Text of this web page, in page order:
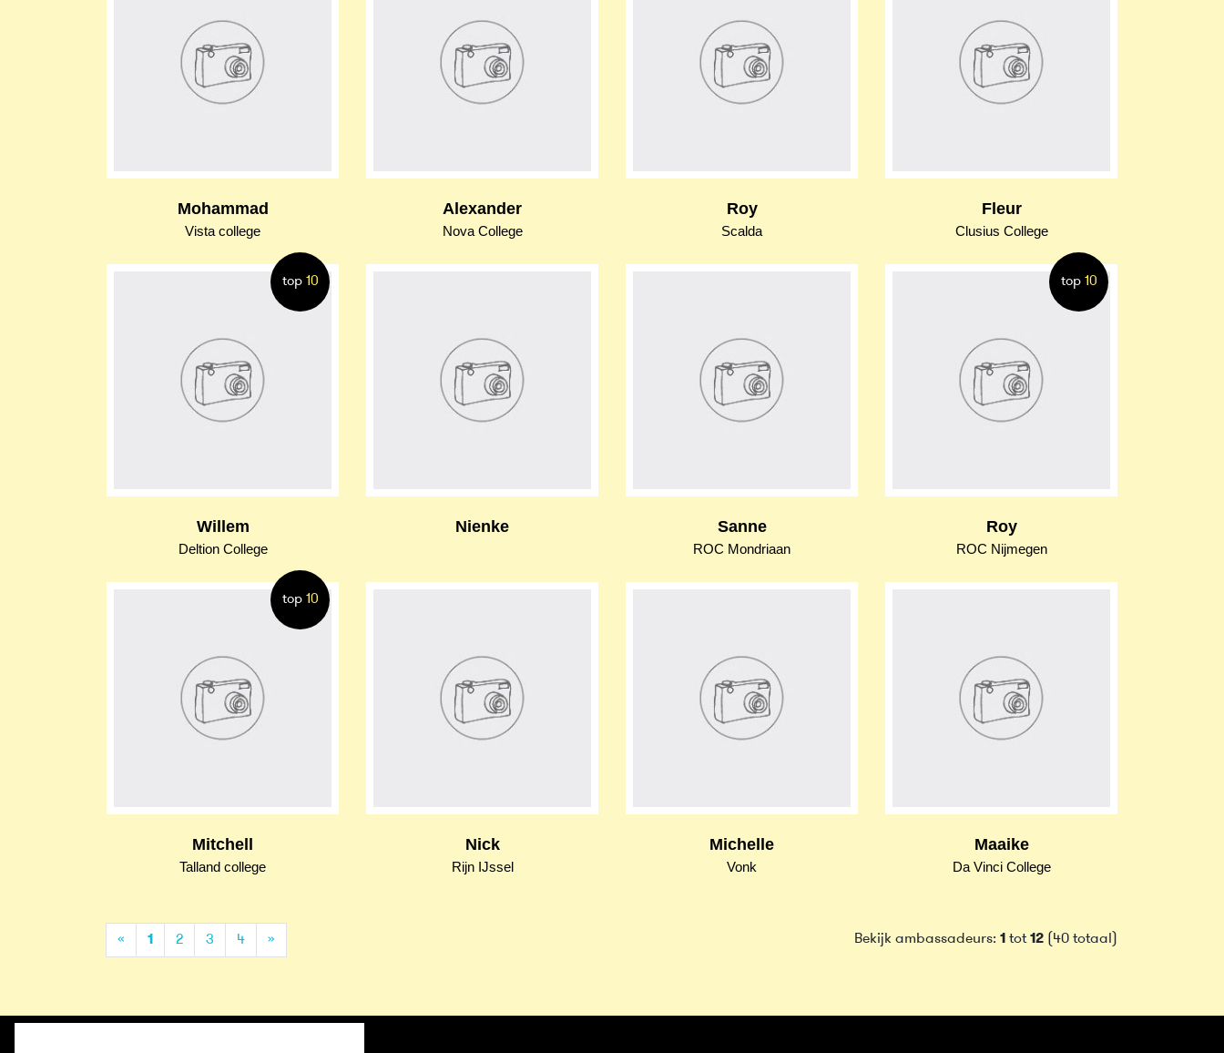
Mohammad
Vista college
Alexander
Nova College
Roy
Scalda
Fleur
Clusius College
top 10
Willem
Deltion College
Nienke Sanne
ROC Mondriaan
top 10
Roy
ROC Nijmegen
top 10
Mitchell
Talland college
Nick
Rijn IJssel
Michelle
Vonk
Maaike
Da Vinci College
« 1 (current)
2 3 4 » Bekijk ambassadeurs: 1 tot12 (40 totaal)